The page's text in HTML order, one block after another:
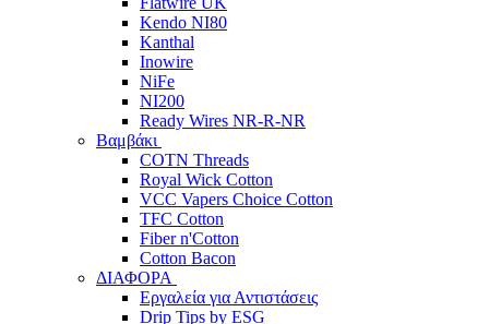
Kendo NI80
Kanthal
Inowire
NiFe
NI200
Ready Wires NR-R-NR
Βαμβάκι
COTN Threads
Royal Wick Cotton
VCC Vapers Choice Cotton
TFC Cotton
Fiber n'Cotton
Cotton Bacon
ΔΙΑΦΟΡΑ
Εργαλεία για Αντιστάσεις
Drip Tips by ESG